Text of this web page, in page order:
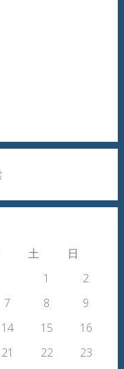
土 日
1
2
7 8
9
14 15
16
21 22
23